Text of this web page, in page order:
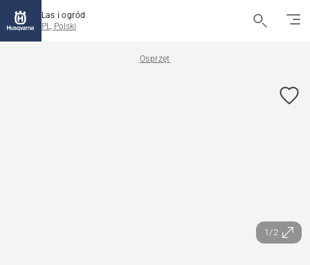
Las i ogród
PL, Polski
Osprzęt
1/2